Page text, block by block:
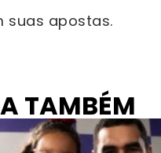
suas apostas.
TAMBÉM